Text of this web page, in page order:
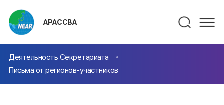
АРАССВА
Деятельность Секретариата
Письма от регионов-участников